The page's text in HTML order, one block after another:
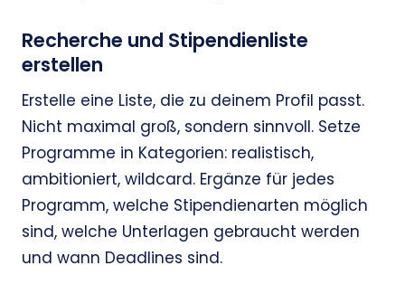
Recherche und Stipendienliste
erstellen
Erstelle eine Liste, die zu deinem Profil passt.
Nicht maximal groß, sondern sinnvoll. Setze
Programme in Kategorien: realistisch,
ambitioniert, wildcard. Ergänze für jedes
Programm, welche Stipendienarten möglich
sind, welche Unterlagen gebraucht werden
und wann Deadlines sind.